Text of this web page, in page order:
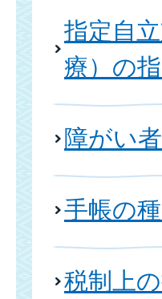
指定自
療）の
障がい
手帳の
税制上